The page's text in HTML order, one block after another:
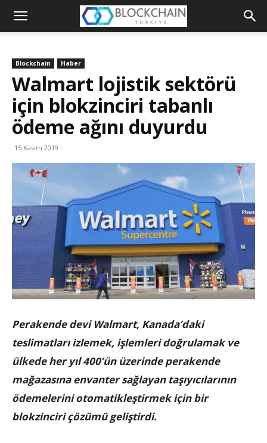
Blockchain
Blockchain Haber
Walmart lojistik sektörü
için blokzinciri tabanlı
ödeme ağını duyurdu
15 Kasım 2019
Perakende devi Walmart, Kanada’daki
teslimatları izlemek, işlemleri doğrulamak ve
ülkede her yıl 400’ün üzerinde perakende
mağazasına envanter sağlayan taşıyıcılarının
ödemelerini otomatikleştirmek için bir
blokzinciri çözümü geliştirdi.